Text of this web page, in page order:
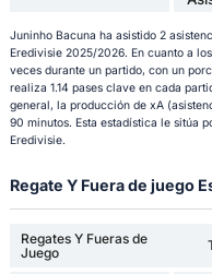
Juninho Bacuna ha asistido 2
Eredivisie 2025/2026. En cuanto a
veces durante un partido, con un
realiza 1.14 pases clave en cada
general, la producción de xA
90 minutos. Esta estadística le sitúa
Eredivisie.
Regate Y Fuera de juego
Regates Y Fueras de
Juego